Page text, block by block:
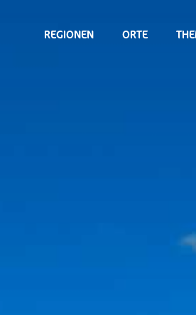
REGIONEN ORTE